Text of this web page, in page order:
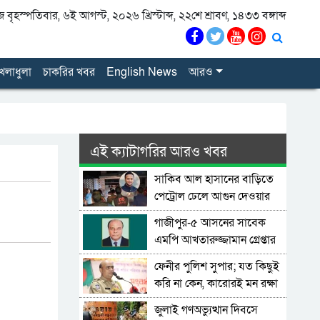
৬ই আগস্ট, ২০২৬ খ্রিস্টাব্দ, ২২শে শ্রাবণ, ১৪৩৩ বঙ্গাব্দ
চাকরির খবর English News আরও
এই ক্যাটাগরির আরও খবর
সাকিব আল হাসানের বাড়িতে
পেট্রোল ঢেলে আগুন দেওয়ার
চেষ্টা, ভাঙচুর
গাজীপুর-৫ আসনের সাবেক
এমপি আখতারুজ্জামান গ্রেপ্তার
ফেনীর পুলিশ সুপার; যত কিছুই
করি না কেন, কারোরই মন রক্ষা
করতে পারি না
জুলাই গণঅভ্যুত্থান দিবসে